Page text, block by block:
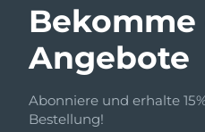
Angebote
Abonniere und erhalte
Bestellung!